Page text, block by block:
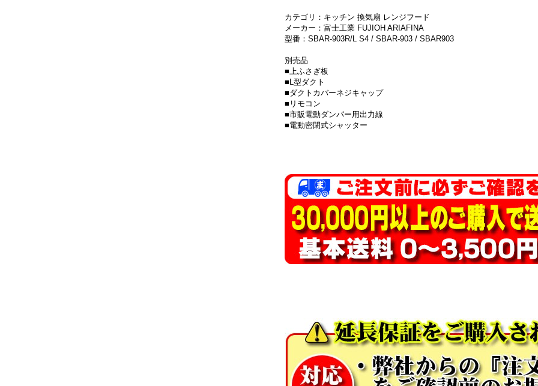
カテゴリ：キッチン 換気扇 レンジフード
メーカー：富士工業 FUJIOH ARIAFINA
型番：SBAR-903R/L S4 / SBAR-903 / SBAR903
別売品
■上ふさぎ板
■L型ダクト
■ダクトカバーネジキャップ
■リモコン
■市販電動ダンパー用出力線
■電動密閉式シャッター